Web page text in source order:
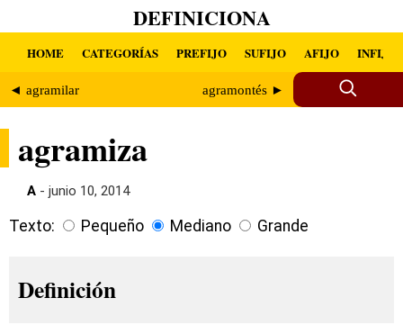
DEFINICIONA
HOME CATEGORÍAS PREFIJO SUFIJO AFIJO INFIJO
◄ agramilar agramontés ►
agramiza
A - junio 10, 2014
Texto: Pequeño Mediano Grande
Definición